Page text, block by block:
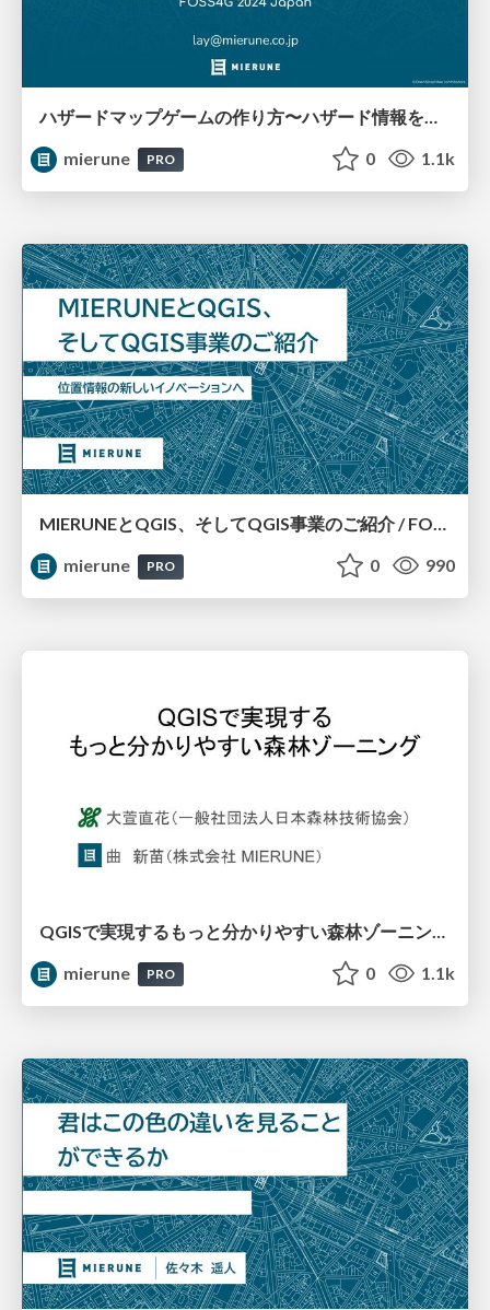
ハザードマップゲームの作り方〜ハザード情報をゲームのパラメーターに落とし込む〜 / FOSS4G 2024 Japan
mierune
PRO 0 1.1k
MIERUNEとQGIS、そしてQGIS事業のご紹介 / FOSS4G 2024 Japan
mierune
PRO 0 990
QGISで実現するもっと分かりやすい森林ゾーニング / FOSS4G 2024 Japan
mierune
PRO 0 1.1k